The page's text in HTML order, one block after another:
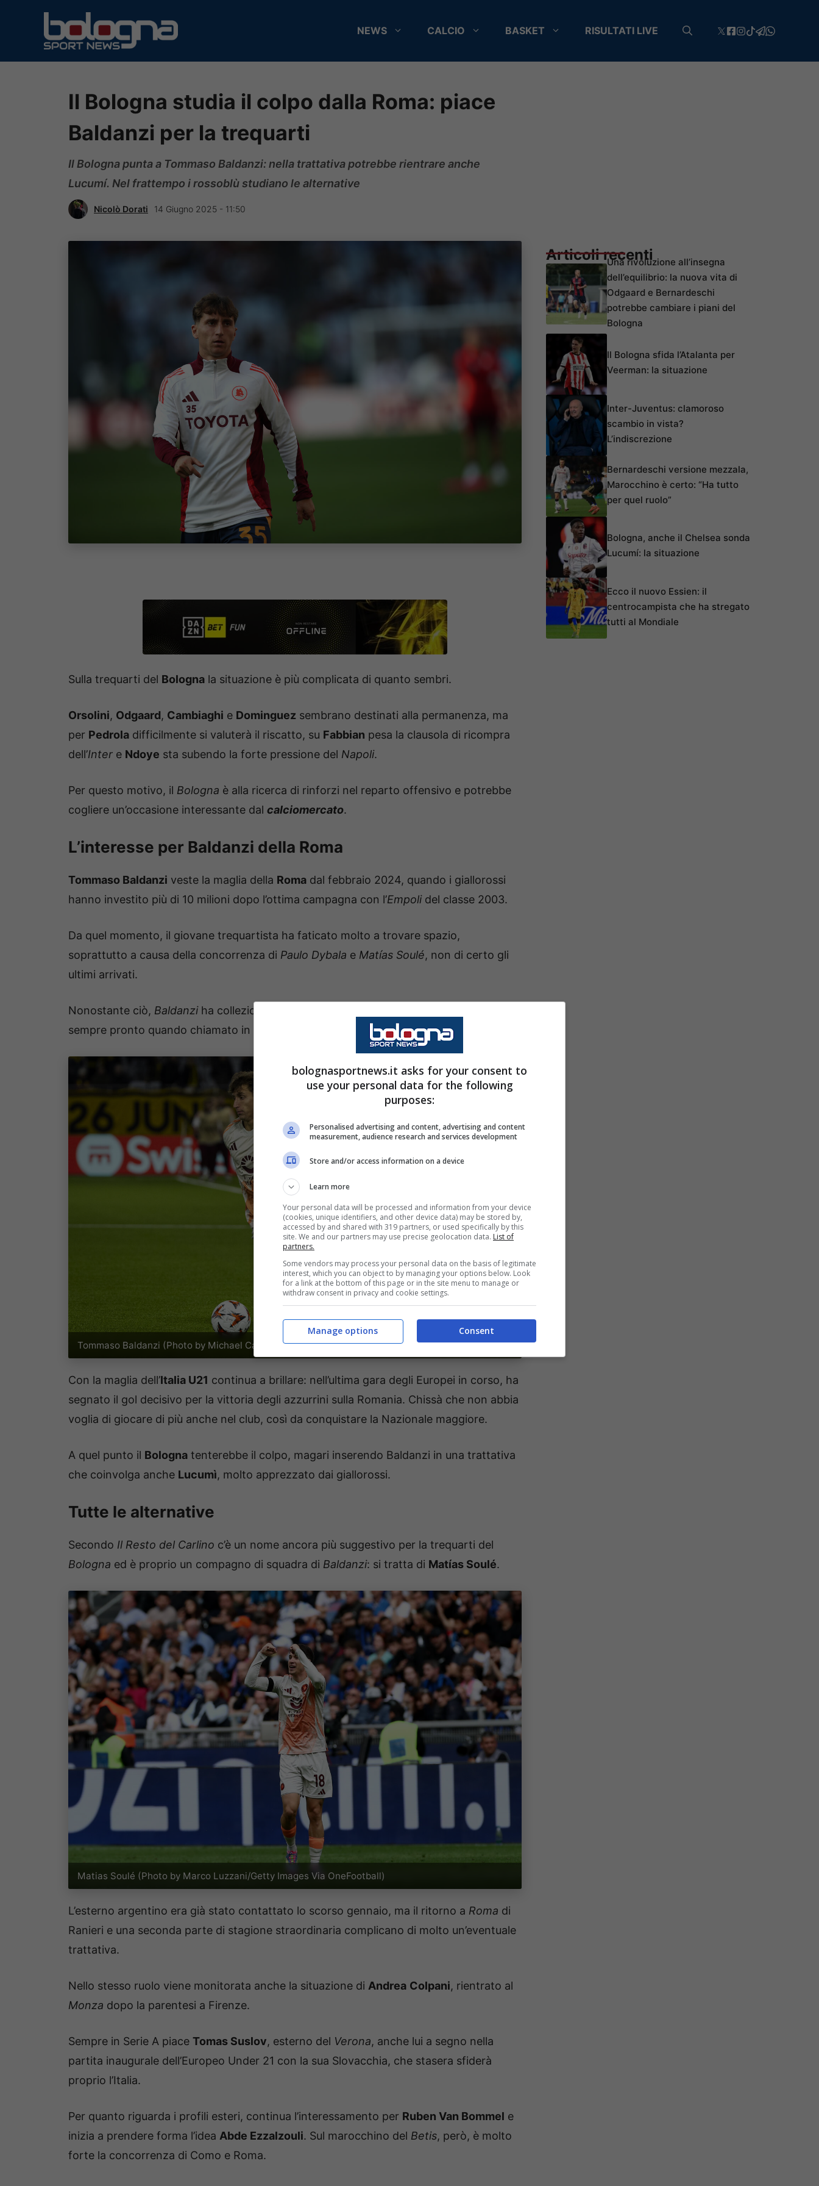
contenuto
NEWS CALCIO BASKET RISULTATI LIVE
Il Bologna studia il colpo dalla Roma: piace
Baldanzi per la trequarti
Il Bologna punta a Tommaso Baldanzi: nella trattativa potrebbe rientrare anche
Lucumí. Nel frattempo i rossoblù studiano le alternative
Nicolò Dorati 14 Giugno 2025 - 11:50
Sulla trequarti del Bologna la situazione è più complicata di quanto sembri.
Orsolini, Odgaard, Cambiaghi e Dominguez sembrano destinati alla permanenza, ma
per Pedrola difficilmente si valuterà il riscatto, su Fabbian pesa la clausola di ricompra
dell’Inter e Ndoye sta subendo la forte pressione del Napoli.
Per questo motivo, il Bologna è alla ricerca di rinforzi nel reparto offensivo e potrebbe
cogliere un’occasione interessante dal calciomercato.
L’interesse per Baldanzi della Roma
Tommaso Baldanzi veste la maglia della Roma dal febbraio 2024, quando i giallorossi
hanno investito più di 10 milioni dopo l’ottima campagna con l’Empolidel classe 2003.
Da quel momento, il giovane trequartista ha faticato molto a trovare spazio,
soprattutto a causa della concorrenza di Paulo Dybala e Matías Soulé, non di certo gli
ultimi arrivati.
Nonostante ciò, Baldanziha collezionato 2 gol e 2 assist con i capitolini, dimostrandosi
sempre pronto quando chiamato in causa.
Tommaso Baldanzi (Photo by Michael Campanella/Getty Images Via OneFootball)
Con la maglia dell’Italia U21 continua a brillare: nell’ultima gara degli Europei in corso, ha
segnato il gol decisivo per la vittoria degli azzurrini sulla Romania. Chissà che non abbia
voglia di giocare di più anche nel club, così da conquistare la Nazionale maggiore.
A quel punto il Bologna tenterebbe il colpo, magari inserendo Baldanzi in una trattativa
che coinvolga anche Lucumì, molto apprezzato dai giallorossi.
Tutte le alternative
Secondo Il Resto del Carlino c’è un nome ancora più suggestivo per la trequarti del
Bologna ed è proprio un compagno di squadra di Baldanzi: si tratta di Matías Soulé.
Matias Soulé (Photo by Marco Luzzani/Getty Images Via OneFootball)
L’esterno argentino era già stato contattato lo scorso gennaio, ma il ritorno a Roma di
Ranieri e una seconda parte di stagione straordinaria complicano di molto un’eventuale
trattativa.
Nello stesso ruolo viene monitorata anche la situazione di Andrea Colpani, rientrato al
Monza dopo la parentesi a Firenze.
Sempre in Serie A piace Tomas Suslov, esterno del Verona, anche lui a segno nella
partita inaugurale dell’Europeo Under 21 con la sua Slovacchia, che stasera sfiderà
proprio l’Italia.
Per quanto riguarda i profili esteri, continua l’interessamento per Ruben Van Bommel e
inizia a prendere forma l’idea Abde Ezzalzouli. Sul marocchino del Betis, però, è molto
forte la concorrenza di Como e Roma.
Articoli recentiUna rivoluzione all’insegna
dell’equilibrio: la nuova vita di
Odgaard e Bernardeschi
potrebbe cambiare i piani del
Bologna
Il Bologna sfida l’Atalanta per
Veerman: la situazione
Inter-Juventus: clamoroso
scambio in vista?
L’indiscrezione
Bernardeschi versione mezzala,
Marocchino è certo: “Ha tutto
per quel ruolo”
Bologna, anche il Chelsea sonda
Lucumí: la situazione
Ecco il nuovo Essien: il
centrocampista che ha stregato
tutti al Mondiale
bolognasportnews.it asks for your consent to
use your personal data for the following
purposes:
Personalised advertising and content, advertising and content
measurement, audience research and services development
Store and/or access information on a device
Learn more
Your personal data will be processed and information from your device
(cookies, unique identifiers, and other device data) may be stored by,
accessed by and shared with 319 partners, or used specifically by this
site. We and our partners may use precise geolocation data. List of
partners.
Some vendors may process your personal data on the basis of legitimate
interest, which you can object to by managing your options below. Look
for a link at the bottom of this page or in the site menu to manage or
withdraw consent in privacy and cookie settings.
Consent
Manage options